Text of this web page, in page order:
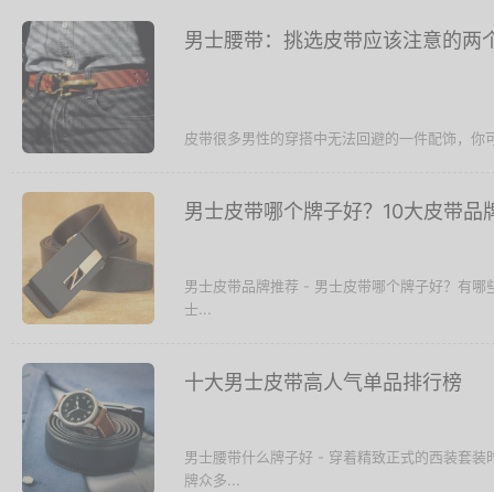
男士腰带：挑选皮带应该注意的两
皮带很多男性的穿搭中无法回避的一件配饰，
男士皮带哪个牌子好？10大皮带品
男士皮带品牌推荐 - 男士皮带哪个牌子好？有
士...
十大男士皮带高人气单品排行榜
男士腰带什么牌子好 - 穿着精致正式的西装套
牌众多...